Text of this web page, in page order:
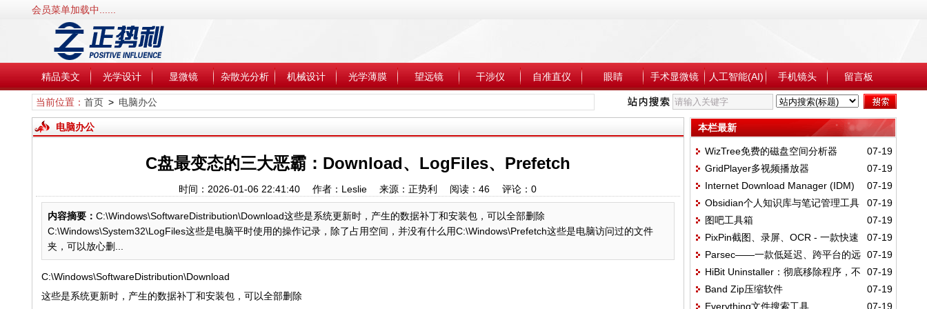
会员菜单加载中......
精品美文 光学设计 显微镜 杂散光分析 机械设计 光学薄膜 望远镜 干涉仪 自准直仪 眼睛 手术显微镜 人工智能(AI) 手机镜头 留言板
当前位置： 首页> 电脑办公
电脑办公
C盘最变态的三大恶霸：Download、LogFiles、Prefetch
时间：2026-01-06 22:41:40 作者：Leslie 来源：正势利 阅读： 46 评论： 0
内容摘要： C:\Windows\SoftwareDistribution\Download这些是系统更新时，产生的数据补丁和安装包，可以全部删除
C:\Windows\System32\LogFiles这些是电脑平时使用的操作记录，除了占用空间，并没有什么用C:\Windows\Prefetch这些是电脑访问过的文件
夹，可以放心删...
C:\Windows\SoftwareDistribution\Download
这些是系统更新时，产生的数据补丁和安装包，可以全部删除
本栏最新
07-19
WizTree免费的磁盘空间分析器
07-19
GridPlayer多视频播放器
07-19
Internet Download Manager (IDM)
一款功能强大的下载加速工具
07-19
Obsidian个人知识库与笔记管理工具
07-19
图吧工具箱
07-19
PixPin截图、录屏、OCR - 一款快速
灵活的工具
07-19
Parsec——一款低延迟、跨平台的远
程控制软件
07-19
HiBit Uninstaller：彻底移除程序，不
留残留
07-19
Band Zip压缩软件
07-19
Everything文件搜索工具